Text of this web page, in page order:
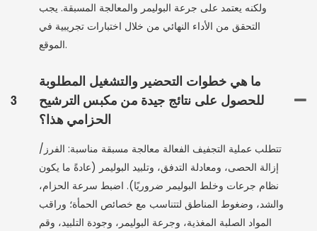
ولكنه يعتمد على جرعة البوليمر والمعالجة المسبقة. يجب
التحقق من الأداء النهائي من خلال اختبارات تجريبية في
الموقع.
3
ما هي خطوات التحضير والتشغيل المطلوبة
للحصول على نتائج جيدة من مكبس الترشيح
الحزامي هذا؟
تتطلب عملية التجفيف الفعالة معالجة مسبقة مناسبة: الفرز/
إزالة الحصى، ومعادلة التدفق، وتلبيد البوليمر (عادةً ما يكون
نظام جرعات وخلط البوليمر ضروريًا). اضبط سرعة الحزام،
والشد، وضغوط المناطق لتتناسب مع خصائص الحمأة؛ وراقب
المواد الصلبة المغذية، وجرعة البوليمر، وجودة التلبيد، وقم